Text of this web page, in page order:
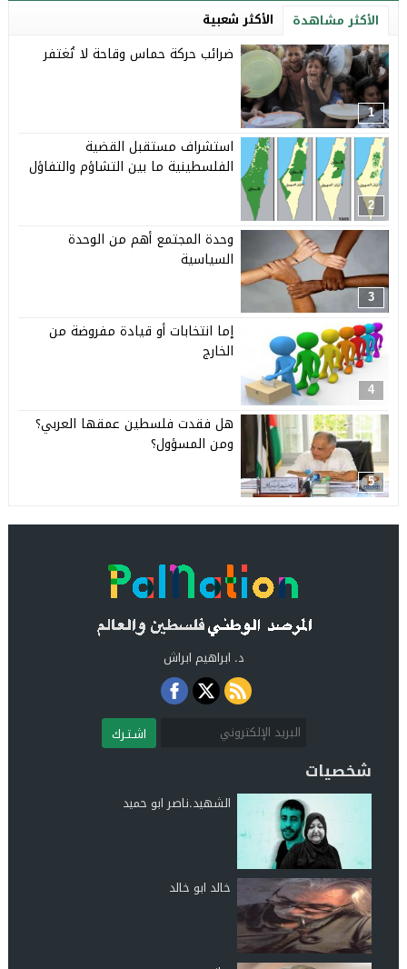
الأكثر مشاهدة الأكثر شعبية
1
ضرائب حركة حماس وقاحة لا تُغتفر
2
استشراف مستقبل القضية
الفلسطينية ما بين التشاؤم والتفاؤل
3
وحدة المجتمع أهم من الوحدة
السياسية
4
إما انتخابات أو قيادة مفروضة من
الخارج
5
هل فقدت فلسطين عمقها العربي؟
ومن المسؤول؟
د. ابراهيم ابراش
اشـتـرك
شخصيات
الشهيد.ناصر ابو حميد
خالد ابو خالد